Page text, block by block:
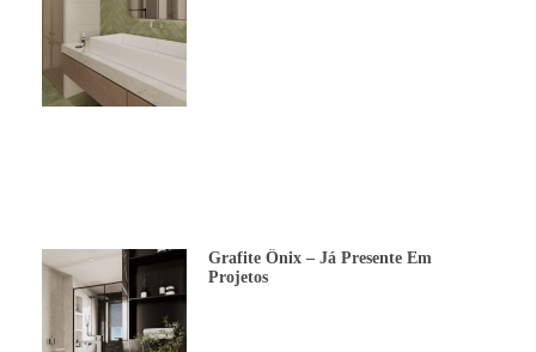
Grafite Ônix – Já Presente Em
Projetos